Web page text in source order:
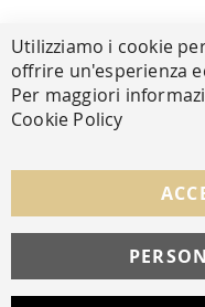
Facebook
© Copyright MAV
Via
Utilizziamo i cookie
offrire un'esperienza
Per maggiori
Cookie Policy